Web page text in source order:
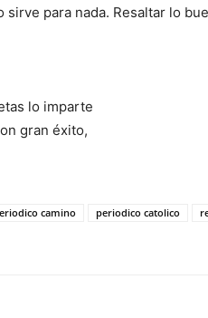
para nada. Resaltar lo
lo im­parte
gran éxito,
camino periodico catolico